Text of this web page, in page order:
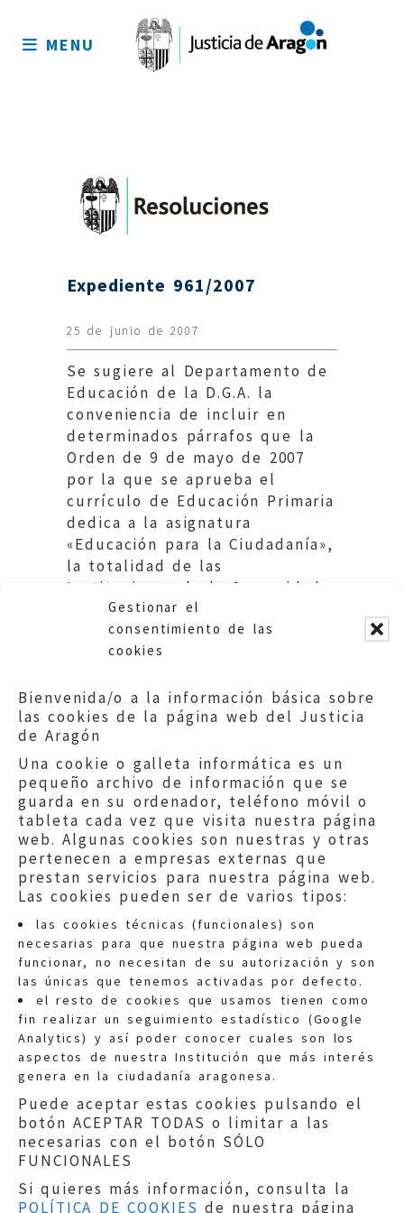
Gestionar el
consentimiento de las
cookies
Bienvenida/o a la información básica sobre
las cookies de la página web del Justicia
de Aragón
Una cookie o galleta informática es un
pequeño archivo de información que se
guarda en su ordenador, teléfono móvil o
tableta cada vez que visita nuestra página
web. Algunas cookies son nuestras y otras
pertenecen a empresas externas que
prestan servicios para nuestra página web.
Las cookies pueden ser de varios tipos:
las cookies técnicas (funcionales) son
necesarias para que nuestra página web pueda
funcionar, no necesitan de su autorización y son
las únicas que tenemos activadas por defecto.
el resto de cookies que usamos tienen como
fin realizar un seguimiento estadístico (Google
Analytics) y así poder conocer cuales son los
aspectos de nuestra Institución que más interés
genera en la ciudadanía aragonesa.
Puede aceptar estas cookies pulsando el
botón ACEPTAR TODAS o limitar a las
necesarias con el botón SÓLO
FUNCIONALES
Si quieres más información, consulta la
POLÍTICA DE COOKIES de nuestra página
sitio
MENU
Expediente 961/2007
25 de junio de 2007
Se sugiere al Departamento de
Educación de la D.G.A. la
conveniencia de incluir en
determinados párrafos que la
Orden de 9 de mayo de 2007
por la que se aprueba el
currículo de Educación Primaria
dedica a la asignatura
«Educación para la Ciudadanía»,
la totalidad de las
Instituciones de la Comunidad
Autónoma de Aragón.
Quejas:quejas@eljusticiadearagon.es
Información general:
informacion@eljusticiadearagon.es
Teléfonos:900 210 210/